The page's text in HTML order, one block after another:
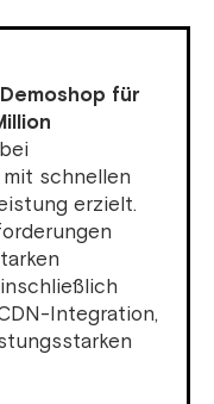
für
schnellen
erzielt.
Integration,